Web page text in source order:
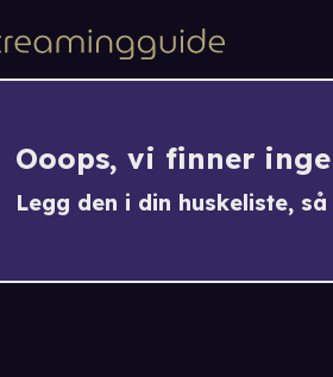
Ooops, vi finner
Legg den i din huskeliste,